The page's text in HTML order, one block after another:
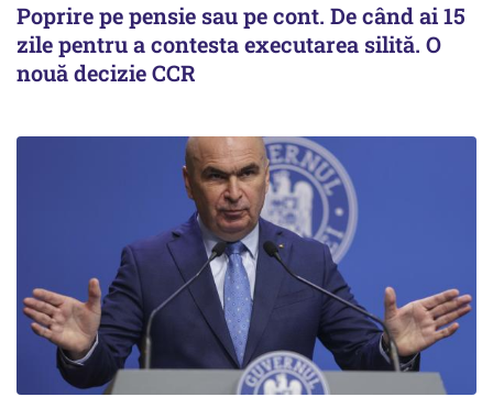
Poprire pe pensie sau pe cont. De când ai 15
zile pentru a contesta executarea silită. O
nouă decizie CCR